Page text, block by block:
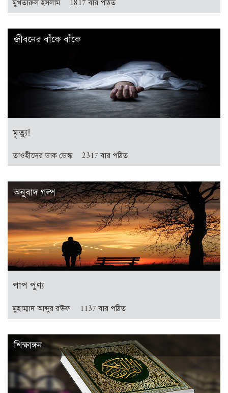
মুখতারুল ইসলাম 1817 বার পঠিত
জীবনের বাঁকে বাঁকে
মৃত্যু!
তাওহীদের ডাক ডেস্ক 2317 বার পঠিত
অনুবাদ গল্প
পাপ পুণ্য
মুহাম্মাদ আব্দুর রঊফ 1137 বার পঠিত
শিক্ষাঙ্গন